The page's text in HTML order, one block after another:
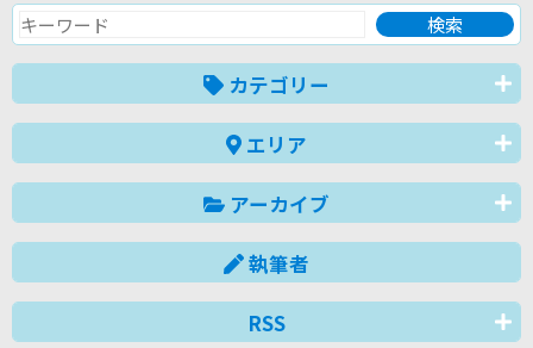
カテゴリー
エリア
アーカイブ
執筆者
RSS